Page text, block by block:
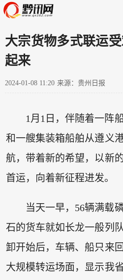
大宗货物多式联运
起来
2024-01-08 11:20 来源：贵州日报
1月1日，伴随着一阵
和一艘集装箱船舶从遵义
航，带着新的希望，以新
首运，向着新征程进发。
当天一早，56辆满载
石的货车就如长龙一般列
卸开始后，车辆、船只来
大规模转运场面，显示我